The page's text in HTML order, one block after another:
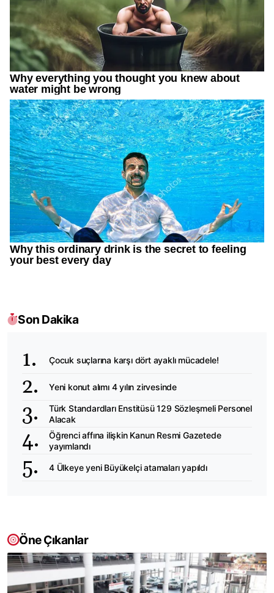
Son Dakika
Çocuk suçlarına karşı dört ayaklı mücadele!
Yeni konut alımı 4 yılın zirvesinde
Türk Standardları Enstitüsü 129 Sözleşmeli Personel
Alacak
Öğrenci affına ilişkin Kanun Resmi Gazetede
yayımlandı
4 Ülkeye yeni Büyükelçi atamaları yapıldı
Öne Çıkanlar